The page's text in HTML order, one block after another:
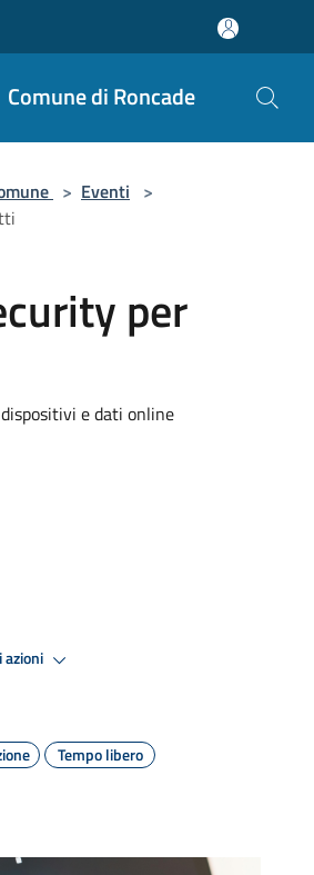
Comune di Roncade
> Eventi >
per
e dati online
azioni
Tempo libero